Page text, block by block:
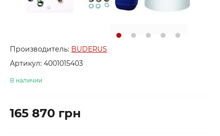
Производитель: BUDERUS
Артикул: 4001015403
В наличии
165 870 грн